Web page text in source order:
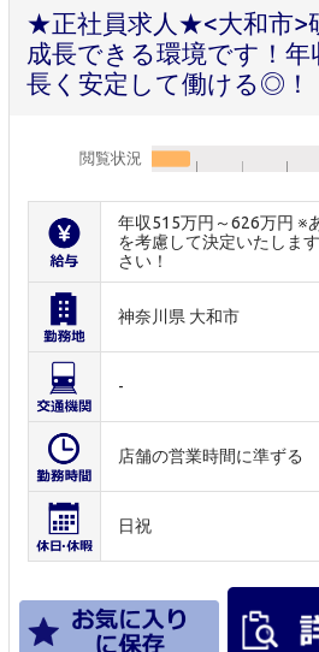
★正社員求人★<大和市>
成長できる環境です！年
長く安定して働ける◎！
閲覧状況
年収515万円～626万円 ※
を考慮して決定いたしま
さい！
神奈川県 大和市
-
店舗の営業時間に準ずる
日祝